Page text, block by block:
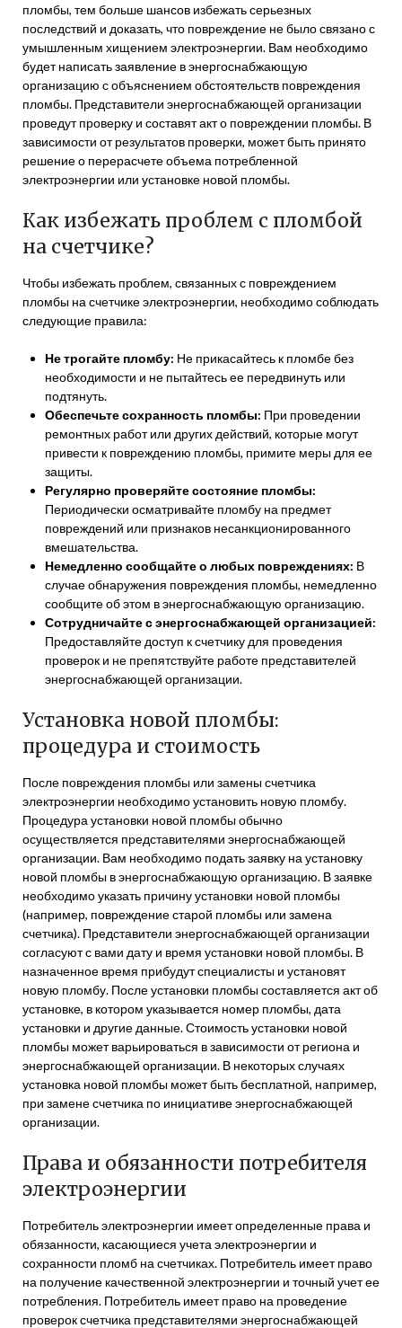
пломбы, тем больше шансов избежать серьезных
последствий и доказать, что повреждение не было связано с
умышленным хищением электроэнергии. Вам необходимо
будет написать заявление в энергоснабжающую
организацию с объяснением обстоятельств повреждения
пломбы. Представители энергоснабжающей организации
проведут проверку и составят акт о повреждении пломбы. В
зависимости от результатов проверки, может быть принято
решение о перерасчете объема потребленной
электроэнергии или установке новой пломбы.
Как избежать проблем с пломбой
на счетчике?
Чтобы избежать проблем, связанных с повреждением
пломбы на счетчике электроэнергии, необходимо соблюдать
следующие правила:
Не трогайте пломбу: Не прикасайтесь к пломбе без
необходимости и не пытайтесь ее передвинуть или
подтянуть.
Обеспечьте сохранность пломбы: При проведении
ремонтных работ или других действий, которые могут
привести к повреждению пломбы, примите меры для ее
защиты.
Регулярно проверяйте состояние пломбы:
Периодически осматривайте пломбу на предмет
повреждений или признаков несанкционированного
вмешательства.
Немедленно сообщайте о любых повреждениях: В
случае обнаружения повреждения пломбы, немедленно
сообщите об этом в энергоснабжающую организацию.
Сотрудничайте с энергоснабжающей организацией:
Предоставляйте доступ к счетчику для проведения
проверок и не препятствуйте работе представителей
энергоснабжающей организации.
Установка новой пломбы:
процедура и стоимость
После повреждения пломбы или замены счетчика
электроэнергии необходимо установить новую пломбу.
Процедура установки новой пломбы обычно
осуществляется представителями энергоснабжающей
организации. Вам необходимо подать заявку на установку
новой пломбы в энергоснабжающую организацию. В заявке
необходимо указать причину установки новой пломбы
(например, повреждение старой пломбы или замена
счетчика). Представители энергоснабжающей организации
согласуют с вами дату и время установки новой пломбы. В
назначенное время прибудут специалисты и установят
новую пломбу. После установки пломбы составляется акт об
установке, в котором указывается номер пломбы, дата
установки и другие данные. Стоимость установки новой
пломбы может варьироваться в зависимости от региона и
энергоснабжающей организации. В некоторых случаях
установка новой пломбы может быть бесплатной, например,
при замене счетчика по инициативе энергоснабжающей
организации.
Права и обязанности потребителя
электроэнергии
Потребитель электроэнергии имеет определенные права и
обязанности, касающиеся учета электроэнергии и
сохранности пломб на счетчиках. Потребитель имеет право
на получение качественной электроэнергии и точный учет ее
потребления. Потребитель имеет право на проведение
проверок счетчика представителями энергоснабжающей